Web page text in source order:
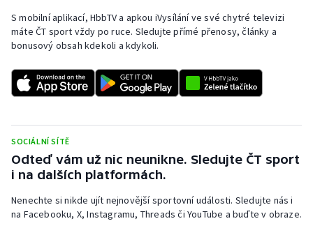
Short track
Sportovní střelba
Triatlon
Veslování
Vodní slalom
S mobilní aplikací, HbbTV a apkou iVysílání ve své chytré televizi
máte ČT sport vždy po ruce. Sledujte přímé přenosy, články a
bonusový obsah kdekoli a kdykoli.
SOCIÁLNÍ SÍTĚ
Odteď vám už nic neunikne. Sledujte ČT sport
i na dalších platformách.
Nenechte si nikde ujít nejnovější sportovní události. Sledujte nás i
na Facebooku, X, Instagramu, Threads či YouTube a buďte v obraze.